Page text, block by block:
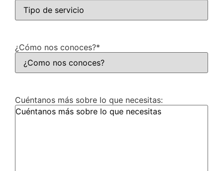
¿Cómo nos conoces?*
Cuéntanos más sobre lo que necesitas: